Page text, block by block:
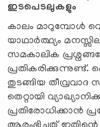
ഇടപെടലുകളും
കാലം മാറുമ്പോൾ
യാഥാർത്ഥ്യം
സമകാലിക
തുടങ്ങിയ
തെറ്റായി
പ്രതിരോധിക്കാൻ